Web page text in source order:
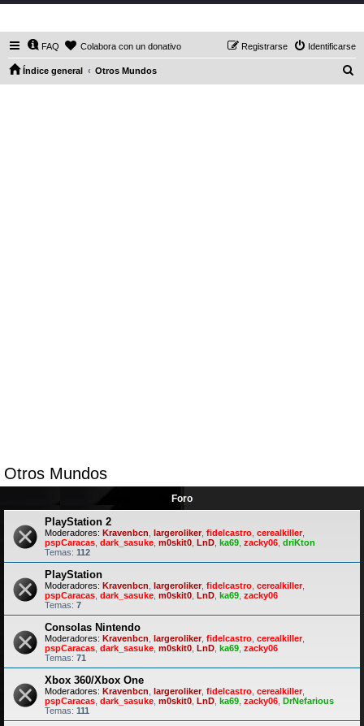
FAQ Colabora con un donativo Identificarse
Registrarse
Índice general Otros Mundos
Otros Mundos
Foro
PlayStation 2
Moderadores: Kravenbcn largeroliker fidelcastro cerealkiller
pspCaracas dark_sasuke m0skit0 LnD ka69 zacky06 driKton
Temas: 112
PlayStation
Moderadores: Kravenbcn largeroliker, fidelcastro cerealkiller,
pspCaracas dark_sasuke m0skit0 LnD ka69 zacky06
Temas: 7
Consolas Nintendo
Moderadores: Kravenbcn largeroliker, fidelcastro cerealkiller,
pspCaracas dark_sasuke m0skit0 LnD ka69 zacky06
Temas: 71
Xbox 360/Xbox One
Moderadores: Kravenbcn largeroliker, fidelcastro cerealkiller,
pspCaracas dark_sasuke m0skit0 LnD ka69 zacky06 DrNefarious
Temas: 111